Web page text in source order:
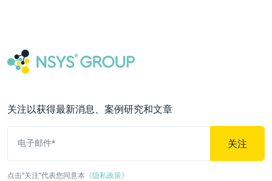
关注以获得最新消息、案例研究和文章
电子邮件* 关注
点击“关注”代表您同意本 《隐私政策》